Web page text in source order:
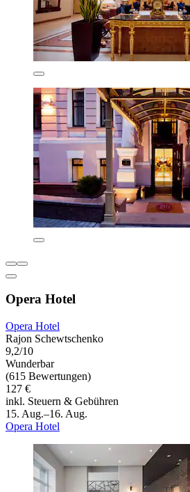
Opera Hotel
Opera Hotel
Rajon Schewtschenko
9,2/10
Wunderbar
(615 Bewertungen)
127 €
inkl. Steuern & Gebühren
15. Aug.–16. Aug.
Opera Hotel